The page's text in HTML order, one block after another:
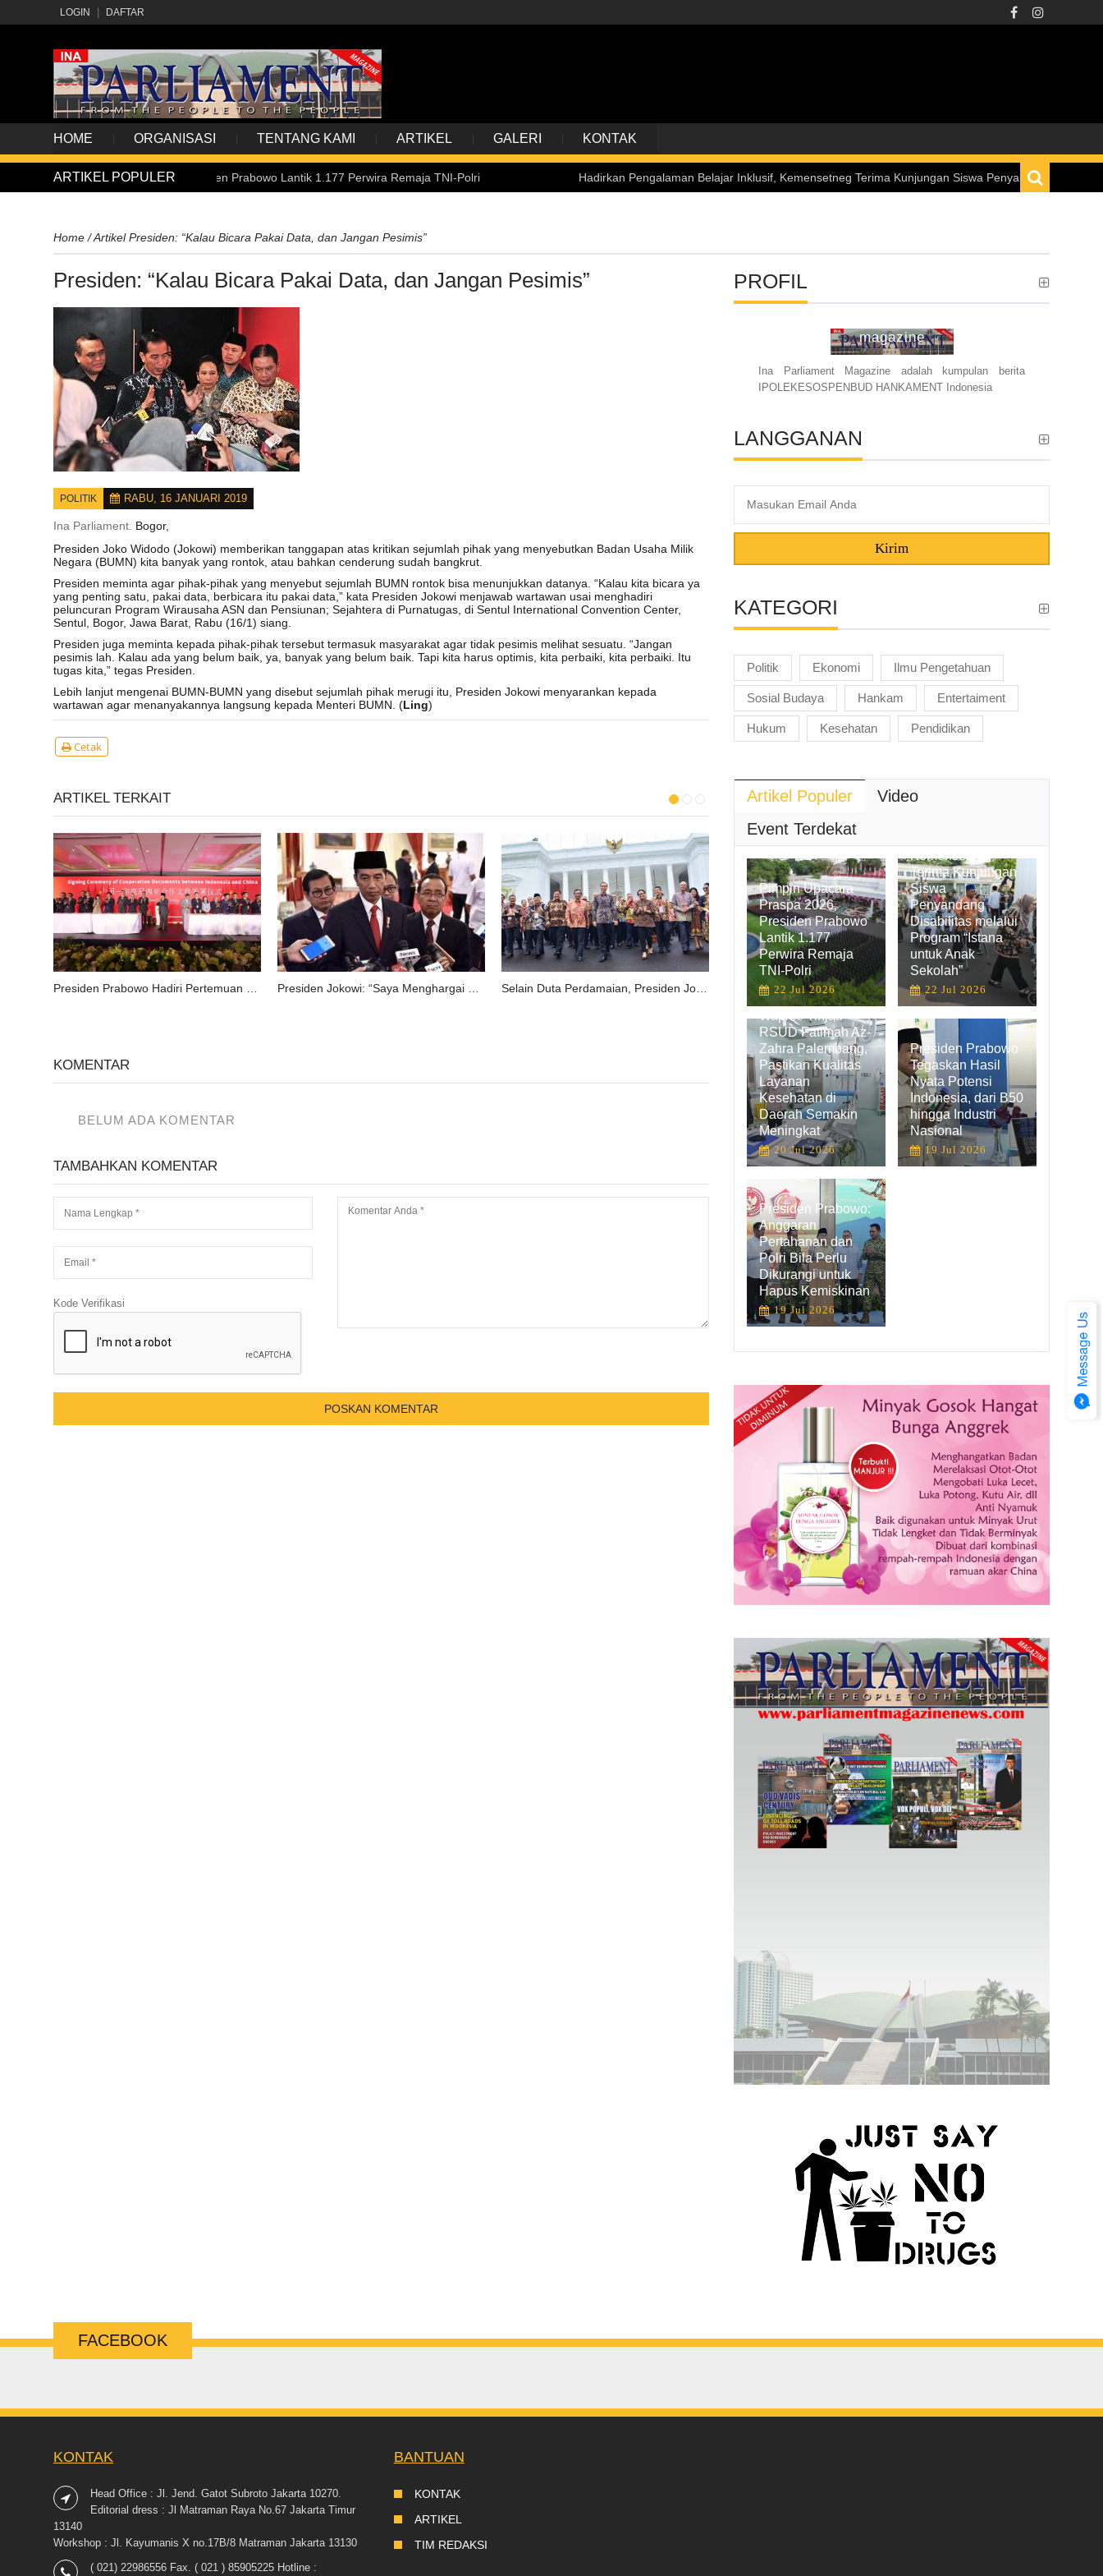
LOGIN DAFTAR
HOME ORGANISASI TENTANG KAMI ARTIKEL GALERI KONTAK
ARTIKEL POPULER
Praspa 2026, Presiden Prabowo Lantik 1.177 Perwira Remaja TNI-Polri Hadirkan Pengalaman Belajar Inklusif, Kemensetneg Terima Kunjungan Siswa Penyandang Disabilitas melalui
Home /Artikel Presiden: “Kalau Bicara Pakai Data, dan Jangan Pesimis”
Presiden: “Kalau Bicara Pakai Data, dan Jangan Pesimis”
POLITIK RABU, 16 JANUARI 2019
Ina Parliament. Bogor,
Presiden Joko Widodo (Jokowi) memberikan tanggapan atas kritikan sejumlah pihak yang menyebutkan Badan Usaha Milik
Negara (BUMN) kita banyak yang rontok, atau bahkan cenderung sudah bangkrut.
Presiden meminta agar pihak-pihak yang menyebut sejumlah BUMN rontok bisa menunjukkan datanya. “Kalau kita bicara ya
yang penting satu, pakai data, berbicara itu pakai data,” kata Presiden Jokowi menjawab wartawan usai menghadiri
peluncuran Program Wirausaha ASN dan Pensiunan; Sejahtera di Purnatugas, di Sentul International Convention Center,
Sentul, Bogor, Jawa Barat, Rabu (16/1) siang.
Presiden juga meminta kepada pihak-pihak tersebut termasuk masyarakat agar tidak pesimis melihat sesuatu. “Jangan
pesimis lah. Kalau ada yang belum baik, ya, banyak yang belum baik. Tapi kita harus optimis, kita perbaiki, kita perbaiki. Itu
tugas kita,” tegas Presiden.
Lebih lanjut mengenai BUMN-BUMN yang disebut sejumlah pihak merugi itu, Presiden Jokowi menyarankan kepada
wartawan agar menanyakannya langsung kepada Menteri BUMN. (Ling)
Cetak
ARTIKEL TERKAIT
Presiden Jokowi dan Presiden Trump Sepakat Tingkatkan Kerja Sama Alkes dalam Penanganan Covid-19.
12 Anggota DPR PAW
KOMENTAR
BELUM ADA KOMENTAR
TAMBAHKAN KOMENTAR
Kode Verifikasi
PROFIL
magazine
Ina Parliament Magazine adalah kumpulan berita
IPOLEKESOSPENBUD HANKAMENT Indonesia
LANGGANAN
Kirim
KATEGORI
Politik Ekonomi Ilmu Pengetahuan
Sosial Budaya Hankam Entertaiment
Hukum Kesehatan Pendidikan
Artikel Populer
Video
Event Terdekat
Pimpin Upacara
Praspa 2026,
Presiden Prabowo
Lantik 1.177
Perwira Remaja
TNI-Polri
22 Jul 2026
Hadirkan
Kemensetneg
Terima Kunjungan
Siswa
Penyandang
Disabilitas melalui
Program “Istana
untuk Anak
Sekolah”
22 Jul 2026
Wapres Tinjau
RSUD Fatimah Az-
Zahra Palembang,
Pastikan Kualitas
Layanan
Kesehatan di
Daerah Semakin
Meningkat
20 Jul 2026
Presiden Prabowo
Tegaskan Hasil
Nyata Potensi
Indonesia, dari B50
hingga Industri
Nasional
19 Jul 2026
Presiden Prabowo:
Anggaran
Pertahanan dan
Polri Bila Perlu
Dikurangi untuk
Hapus Kemiskinan
19 Jul 2026
FACEBOOK
KONTAK
Head Office : Jl. Jend. Gatot Subroto Jakarta 10270.
Editorial dress : Jl Matraman Raya No.67 Jakarta Timur
13140
Workshop : Jl. Kayumanis X no.17B/8 Matraman Jakarta 13130
( 021) 22986556 Fax. ( 021 ) 85905225 Hotline :
BANTUAN
KONTAK
ARTIKEL
TIM REDAKSI